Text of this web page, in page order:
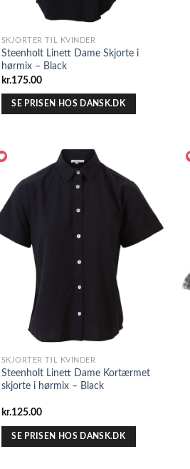
SKJORTER TIL KVINDER
Steenholt Linett Dame Skjorte i
hørmix – Black
kr.175.00
SE PRISEN HOS DANSK.DK
SKJORTER TIL KVINDER
Steenholt Linett Dame Kortærmet
skjorte i hørmix – Black
kr.125.00
SE PRISEN HOS DANSK.DK